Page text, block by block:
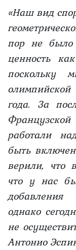
«Наш вид
пор не было
ценность
поскольку
года. За
работали
быть
верили, что
что у нас
однако
не
Антонио